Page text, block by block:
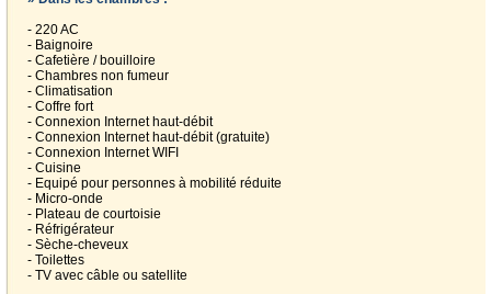
- 220 AC
- Baignoire
- Cafetière / bouilloire
- Chambres non fumeur
- Climatisation
- Coffre fort
- Connexion Internet haut-débit
- Connexion Internet haut-débit (gratuite)
- Connexion Internet WIFI
- Cuisine
- Equipé pour personnes à mobilité réduite
- Micro-onde
- Plateau de courtoisie
- Réfrigérateur
- Sèche-cheveux
- Toilettes
- TV avec câble ou satellite